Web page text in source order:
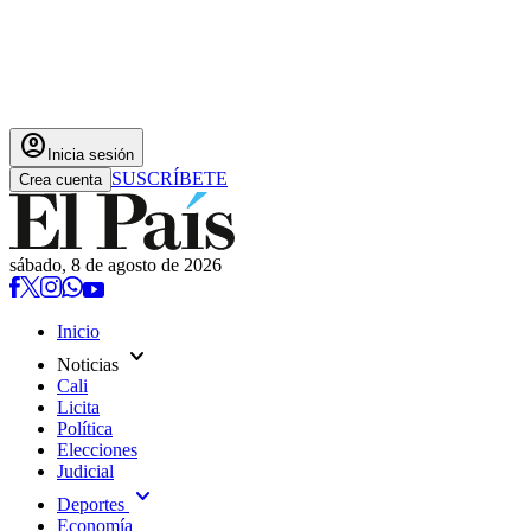
account_circle Inicia sesión
Crea cuenta SUSCRÍBETE
sábado, 8 de agosto de 2026
Inicio
Noticias expand_more
Cali
Licita
Política
Elecciones
Judicial
Deportes expand_more
Economía